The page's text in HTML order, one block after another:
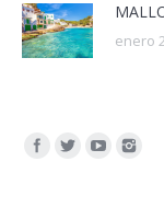
enero
Encuéntranos en: